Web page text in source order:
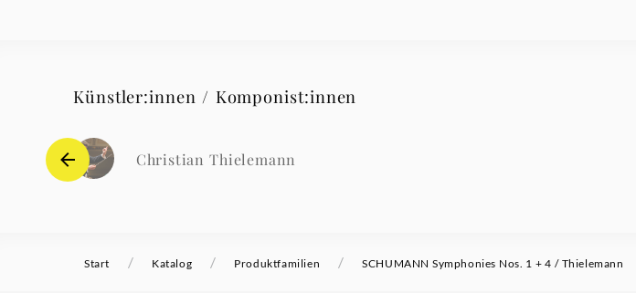
Künstler:innen / Komponist:innen
Christian Thielemann
Start / Katalog / Produktfamilien / SCHUMANN Symphonies Nos. 1 + 4 / Thielemann